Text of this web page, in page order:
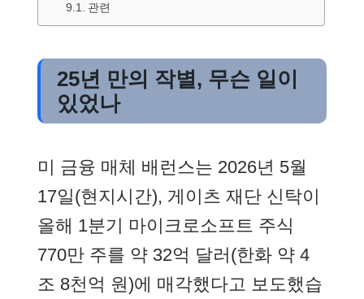
관련
25년 만의 작별, 무슨 일이
있었나
미 금융 매체 배런스는 2026년 5월
17일(현지시간), 게이츠 재단 신탁이
올해 1분기 마이크로소프트 주식
770만 주를 약 32억 달러(한화 약 4
조 8천억 원)에 매각했다고 보도했습